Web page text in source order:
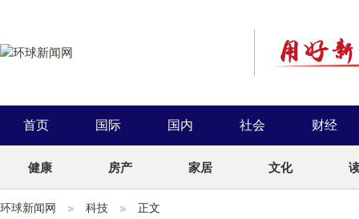
首页 国际 国内 社会 财经
健康 房产 家居 文化
环球新闻网 科技 正文